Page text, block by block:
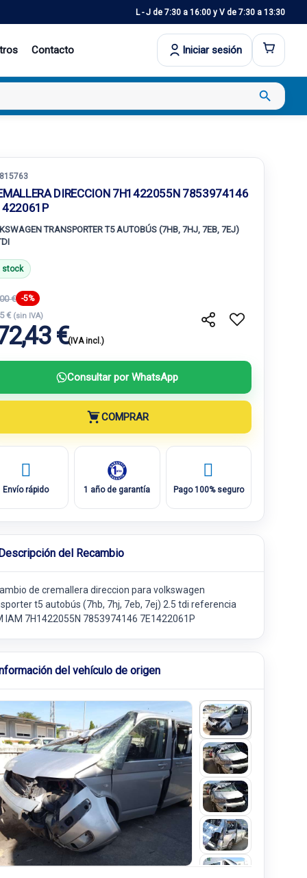
L - J de 7:30 a 16:00 y V de 7:30 a 13:30
Contacto Iniciar sesión
search
DIRECCION 7H1422055N 7853974146
TRANSPORTER T5 AUTOBÚS (7HB, 7HJ, 7EB, 7EJ)
stock
€ -5%
€ (sin IVA)
€(IVA incl.)
Consultar por WhatsApp
COMPRAR
Envío rápido 1 año de garantía Pago 100% seguro
del Recambio
de cremallera direccion para volkswagen
t5 autobús (7hb, 7hj, 7eb, 7ej) 2.5 tdi referencia
IAM 7H1422055N 7853974146 7E1422061P
del vehículo de origen